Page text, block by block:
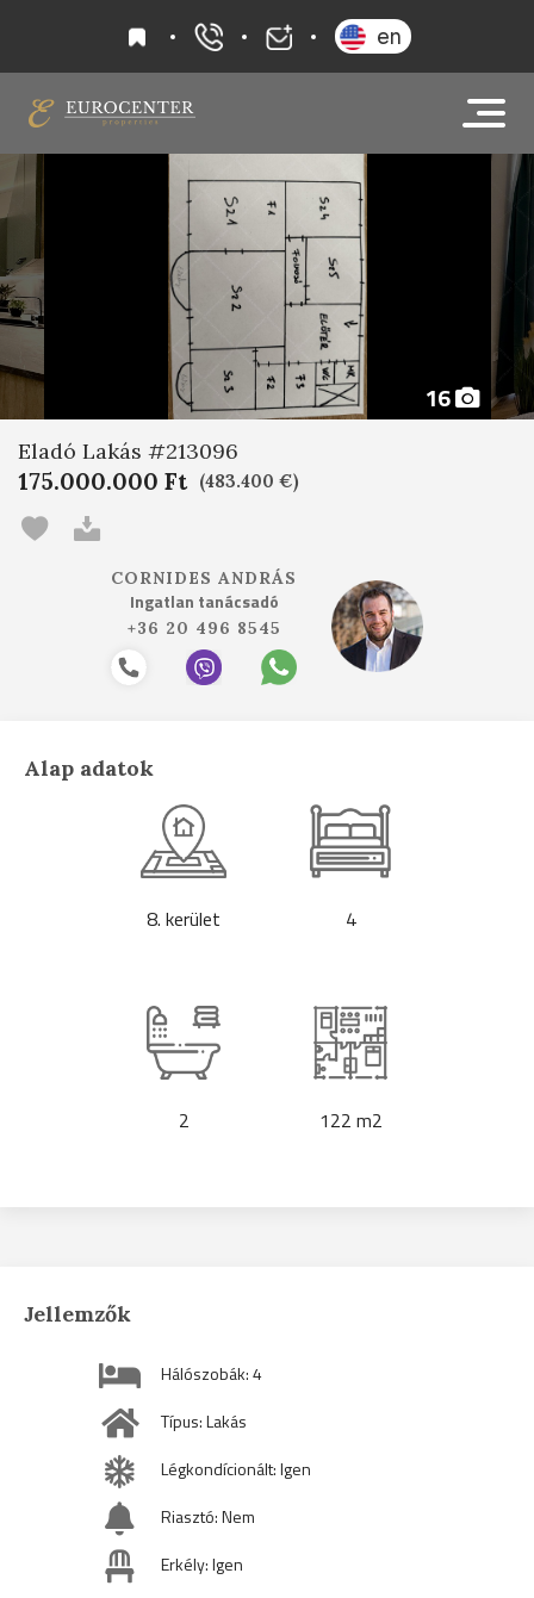
kedvencek+36 20 919 0005
en
16
Eladó Lakás #213096
175.000.000 Ft (483.400 €)
CORNIDES ANDRÁS
Ingatlan tanácsadó
+36 20 496 8545
Alap adatok
8. kerület 4
2 122 m2
Jellemzők
Hálószobák: 4
Típus: Lakás
Légkondícionált: Igen
Riasztó: Nem
Erkély: Igen